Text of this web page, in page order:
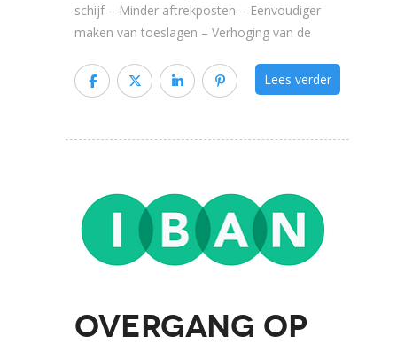
schijf – Minder aftrekposten – Eenvoudiger
maken van toeslagen – Verhoging van de
Lees verder
Overgang op